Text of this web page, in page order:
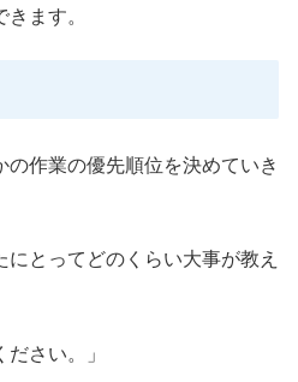
ます。
の作業の優先順位を決めていき
にとってどのくらい大事が教え
ださい。」